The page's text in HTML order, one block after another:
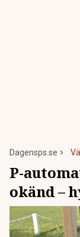
Dagensps.se
P-
okänd –